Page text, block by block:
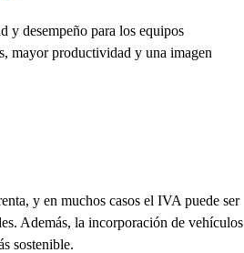
y desempeño para los equipos
mayor productividad y una imagen
y en muchos casos el IVA puede ser
Además, la incorporación de vehículos
sostenible.